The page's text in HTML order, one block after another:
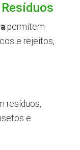
permitem
e rejeitos,
resíduos,
e